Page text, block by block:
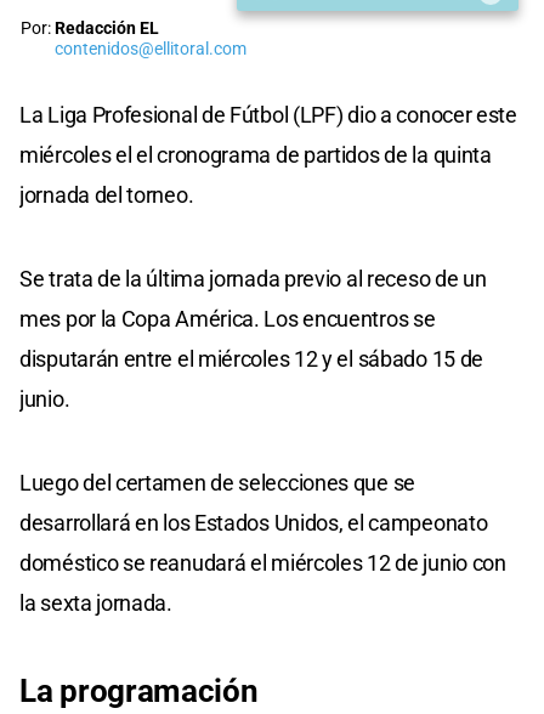
Por:Redacción EL
contenidos@ellitoral.com
La Liga Profesional de Fútbol (LPF) dio a conocer este
miércoles el el cronograma de partidos de la quinta
jornada del torneo.
Se trata de la última jornada previo al receso de un
mes por la Copa América. Los encuentros se
disputarán entre el miércoles 12 y el sábado 15 de
junio.
Luego del certamen de selecciones que se
desarrollará en los Estados Unidos, el campeonato
doméstico se reanudará el miércoles 12 de junio con
la sexta jornada.
La programación